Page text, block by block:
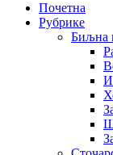
Почетна
Рубрике
Биљна